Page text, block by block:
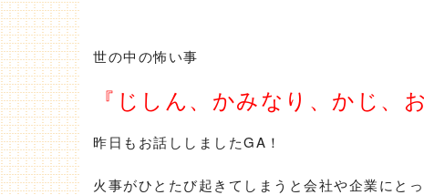
世の中の怖い事
『じしん、かみなり、かじ、
昨日もお話ししましたGA！
火事がひとたび起きてしまうと会社や企業にと